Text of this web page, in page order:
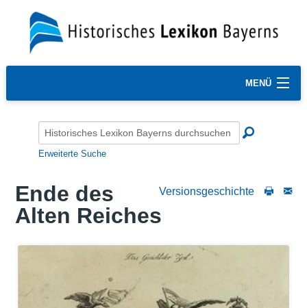
MENÜ
Erweiterte Suche
Versionsgeschichte
Ende des
Alten Reiches